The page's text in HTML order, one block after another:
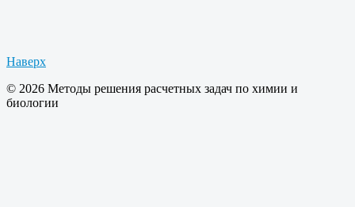
Наверх
© 2026 Методы решения расчетных задач по химии и
биологии